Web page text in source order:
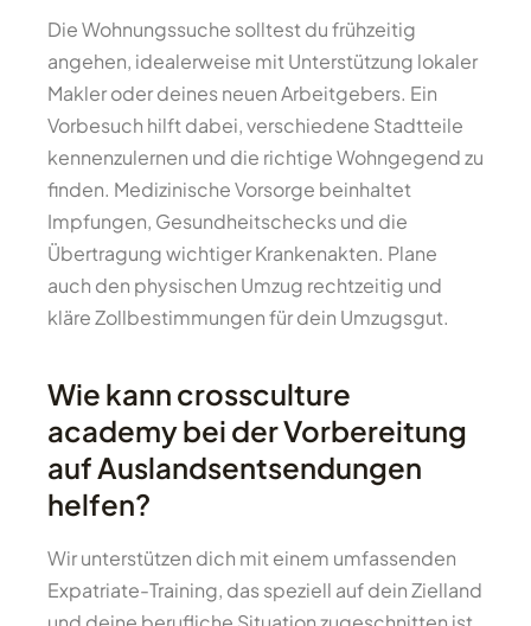
Die Wohnungssuche solltest du frühzeitig
angehen, idealerweise mit Unterstützung lokaler
Makler oder deines neuen Arbeitgebers. Ein
Vorbesuch hilft dabei, verschiedene Stadtteile
kennenzulernen und die richtige Wohngegend zu
finden. Medizinische Vorsorge beinhaltet
Impfungen, Gesundheitschecks und die
Übertragung wichtiger Krankenakten. Plane
auch den physischen Umzug rechtzeitig und
kläre Zollbestimmungen für dein Umzugsgut.
Wie kann crossculture
academy bei der Vorbereitung
auf Auslandsentsendungen
helfen?
Wir unterstützen dich mit einem umfassenden
Expatriate-Training, das speziell auf dein Zielland